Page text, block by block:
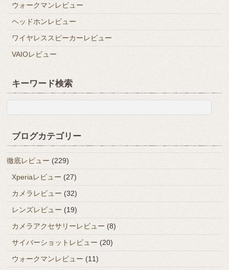
ウォークマンレビュー
ヘッドホンレビュー
ワイヤレススピーカーレビュー
VAIOレビュー
キーワード検索
ブログカテゴリー
徹底レビュー (229)
Xperiaレビュー (27)
カメラレビュー (32)
レンズレビュー (19)
カメラアクセサリーレビュー (8)
サイバーショットレビュー (20)
ウォークマンレビュー (11)